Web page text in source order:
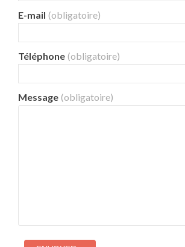
E-mail (obligatoire)
Téléphone (obligatoire)
Message (obligatoire)